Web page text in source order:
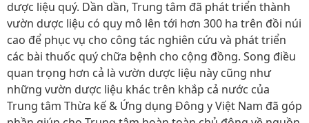
dược liệu quý. Dần dần, Trung tâm đã phát triển thành
vườn dược liệu có quy mô lên tới hơn 300 ha trên đồi núi
cao để phục vụ cho công tác nghiên cứu và phát triển
các bài thuốc quý chữa bệnh cho cộng đồng. Song điều
quan trọng hơn cả là vườn dược liệu này cũng như
những vườn dược liệu khác trên khắp cả nước của
Trung tâm Thừa kế & Ứng dụng Đông y Việt Nam đã góp